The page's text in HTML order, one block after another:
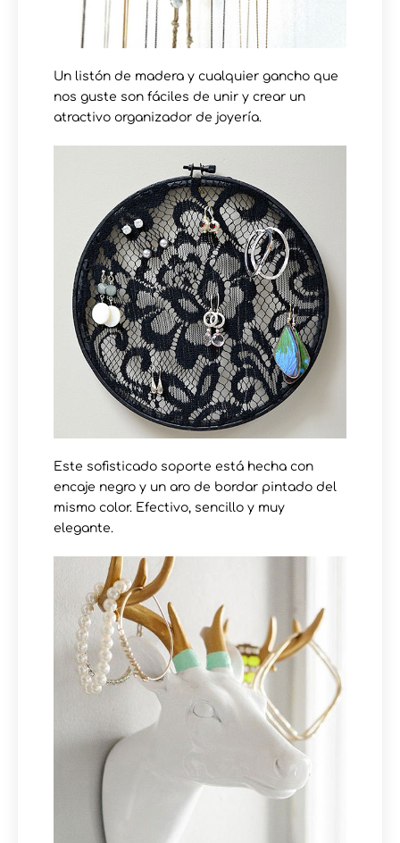
Un listón de madera y cualquier gancho que
nos guste son fáciles de unir y crear un
atractivo organizador de joyería.
Este sofisticado soporte está hecha con
encaje negro y un aro de bordar pintado del
mismo color. Efectivo, sencillo y muy
elegante.